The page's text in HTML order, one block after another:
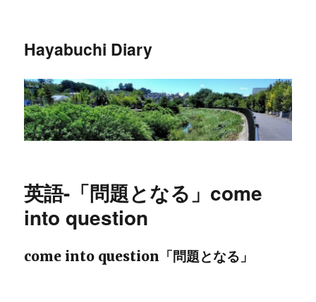
Hayabuchi Diary
英語-「問題となる」come
into question
come into question「問題となる」